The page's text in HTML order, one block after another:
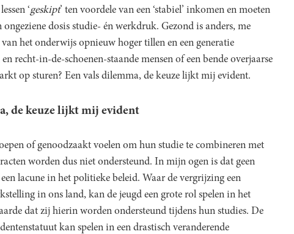
‘geskipt’ ten voordele van een ‘stabiel’ inkomen en moeten
ongeziene dosis studie- én werkdruk. Gezond is anders, me
het onderwijs opnieuw hoger tillen en een generatie
recht-in-de-schoenen-staande mensen of een bende overjaarse
op sturen? Een vals dilemma, de keuze lijkt mij evident.
de keuze lijkt mij evident
of genoodzaakt voelen om hun studie te combineren met
worden dus niet ondersteund. In mijn ogen is dat geen
lacune in het politieke beleid. Waar de vergrijzing een
in ons land, kan de jeugd een grote rol spelen in het
dat zij hierin worden ondersteund tijdens hun studies. De
kan spelen in een drastisch veranderende